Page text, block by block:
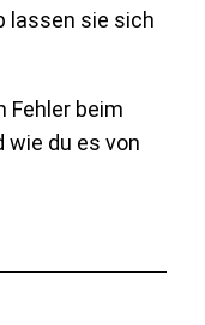
lassen sie sich
Fehler beim
wie du es von